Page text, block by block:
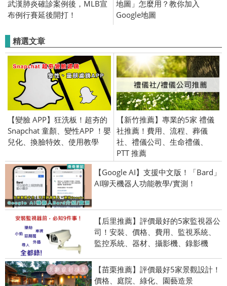
武漢肺炎確診案例後，MLB宣
布例行賽延後開打！
地圖」怎麼用？教你加入
Google地圖
精選文章
【變臉 APP】狂洗板！超夯的
Snapchat 童顏、變性APP ！嬰
兒化、換臉特效、使用教學
【新竹推薦】專業的5家 禮儀
社推薦！費用、流程、葬儀
社、禮儀公司、生命禮儀、
PTT 推薦
【Google AI】支援中文版！「Bard」
AI聊天機器人功能教學/實測！
【后里推薦】評價最好的5家監視器公
司！安裝、價格、費用、監視系統、
監控系統、器材、攝影機、錄影機
【苗栗推薦】評價最好5家景觀設計！
價格、庭院、綠化、園藝造景